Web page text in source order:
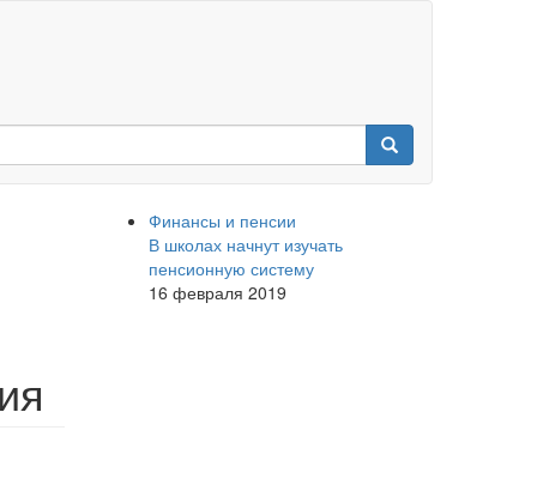
Финансы и пенсии
В школах начнут изучать
пенсионную систему
16 февраля 2019